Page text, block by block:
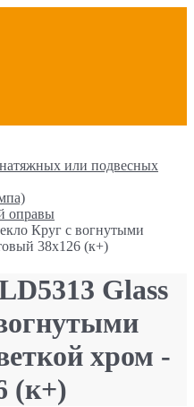
или подвесных
оправы
Круг с вогнутыми
38x126 (к+)
Glass
хром -
(к+)